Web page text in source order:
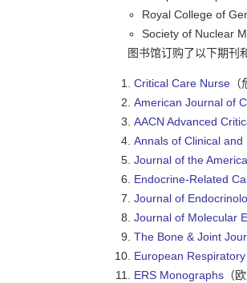
Royal College of
Society of Nuclear
图书馆订购了以下期刊
Critical Care Nurse
American Journal of
AACN Advanced
Annals of Clinical
Journal of the
Endocrine-Related
Journal of
Journal of Molecular
The Bone & Joint
European
ERS Monographs （